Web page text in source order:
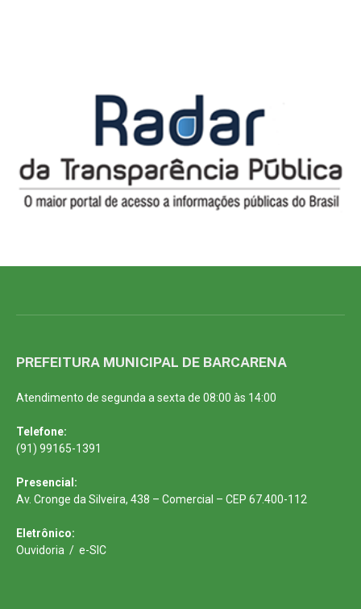
PREFEITURA MUNICIPAL DE BARCARENA
Atendimento de segunda a sexta de 08:00 às 14:00
Telefone:
(91) 99165-1391
Presencial:
Av. Cronge da Silveira, 438 – Comercial – CEP 67.400-112
Eletrônico:
Ouvidoria / e-SIC